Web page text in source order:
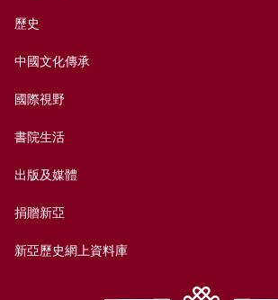
歷史
中國文化傳承
國際視野
書院生活
出版及媒體
捐贈新亞
新亞歷史網上資料庫